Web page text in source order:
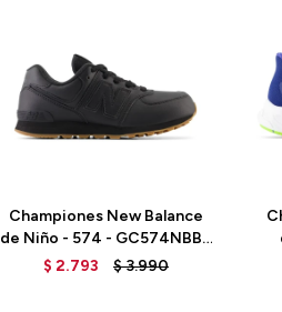
Championes New Balance
de Niño - 574 - GC574NBB -
BLACK
$ 2.793 $3.990